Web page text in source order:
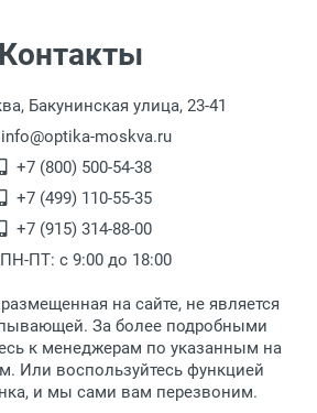
Контакты
Бакунинская улица, 23-41
info@optika-moskva.ru
+7 (800) 500-54-38
+7 (499) 110-55-35
+7 (915) 314-88-00
ПН-ПТ: с 9:00 до 18:00
на сайте, не является
За более подробными
к менеджерам по указанным на
Или воспользуйтесь функцией
и мы сами вам перезвоним.